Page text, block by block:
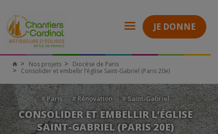
JE DONNE
Nos projets
Diocèse de Paris
Consolider et embellir l’église Saint-Gabriel (Paris 20e)
#Paris #Rénovation #Saint-Gabriel
CONSOLIDER ET EMBELLIR L’ÉGLISE
SAINT-GABRIEL (PARIS 20E)